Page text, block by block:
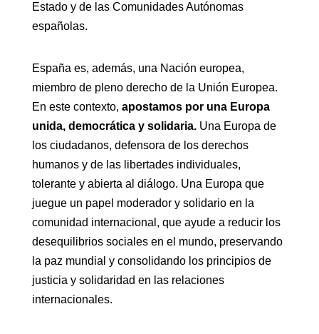
Estado y de las Comunidades Autónomas
españolas.
España es, además, una Nación europea,
miembro de pleno derecho de la Unión Europea.
En este contexto, apostamos por una Europa
unida, democrática y solidaria.Una Europa de
los ciudadanos, defensora de los derechos
humanos y de las libertades individuales,
tolerante y abierta al diálogo. Una Europa que
juegue un papel moderador y solidario en la
comunidad internacional, que ayude a reducir los
desequilibrios sociales en el mundo, preservando
la paz mundial y consolidando los principios de
justicia y solidaridad en las relaciones
internacionales.